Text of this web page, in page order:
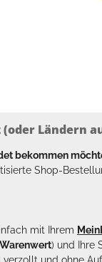
Ländern
bekommen
Shop-
mit Ihrem
) und Ihre
und ohne